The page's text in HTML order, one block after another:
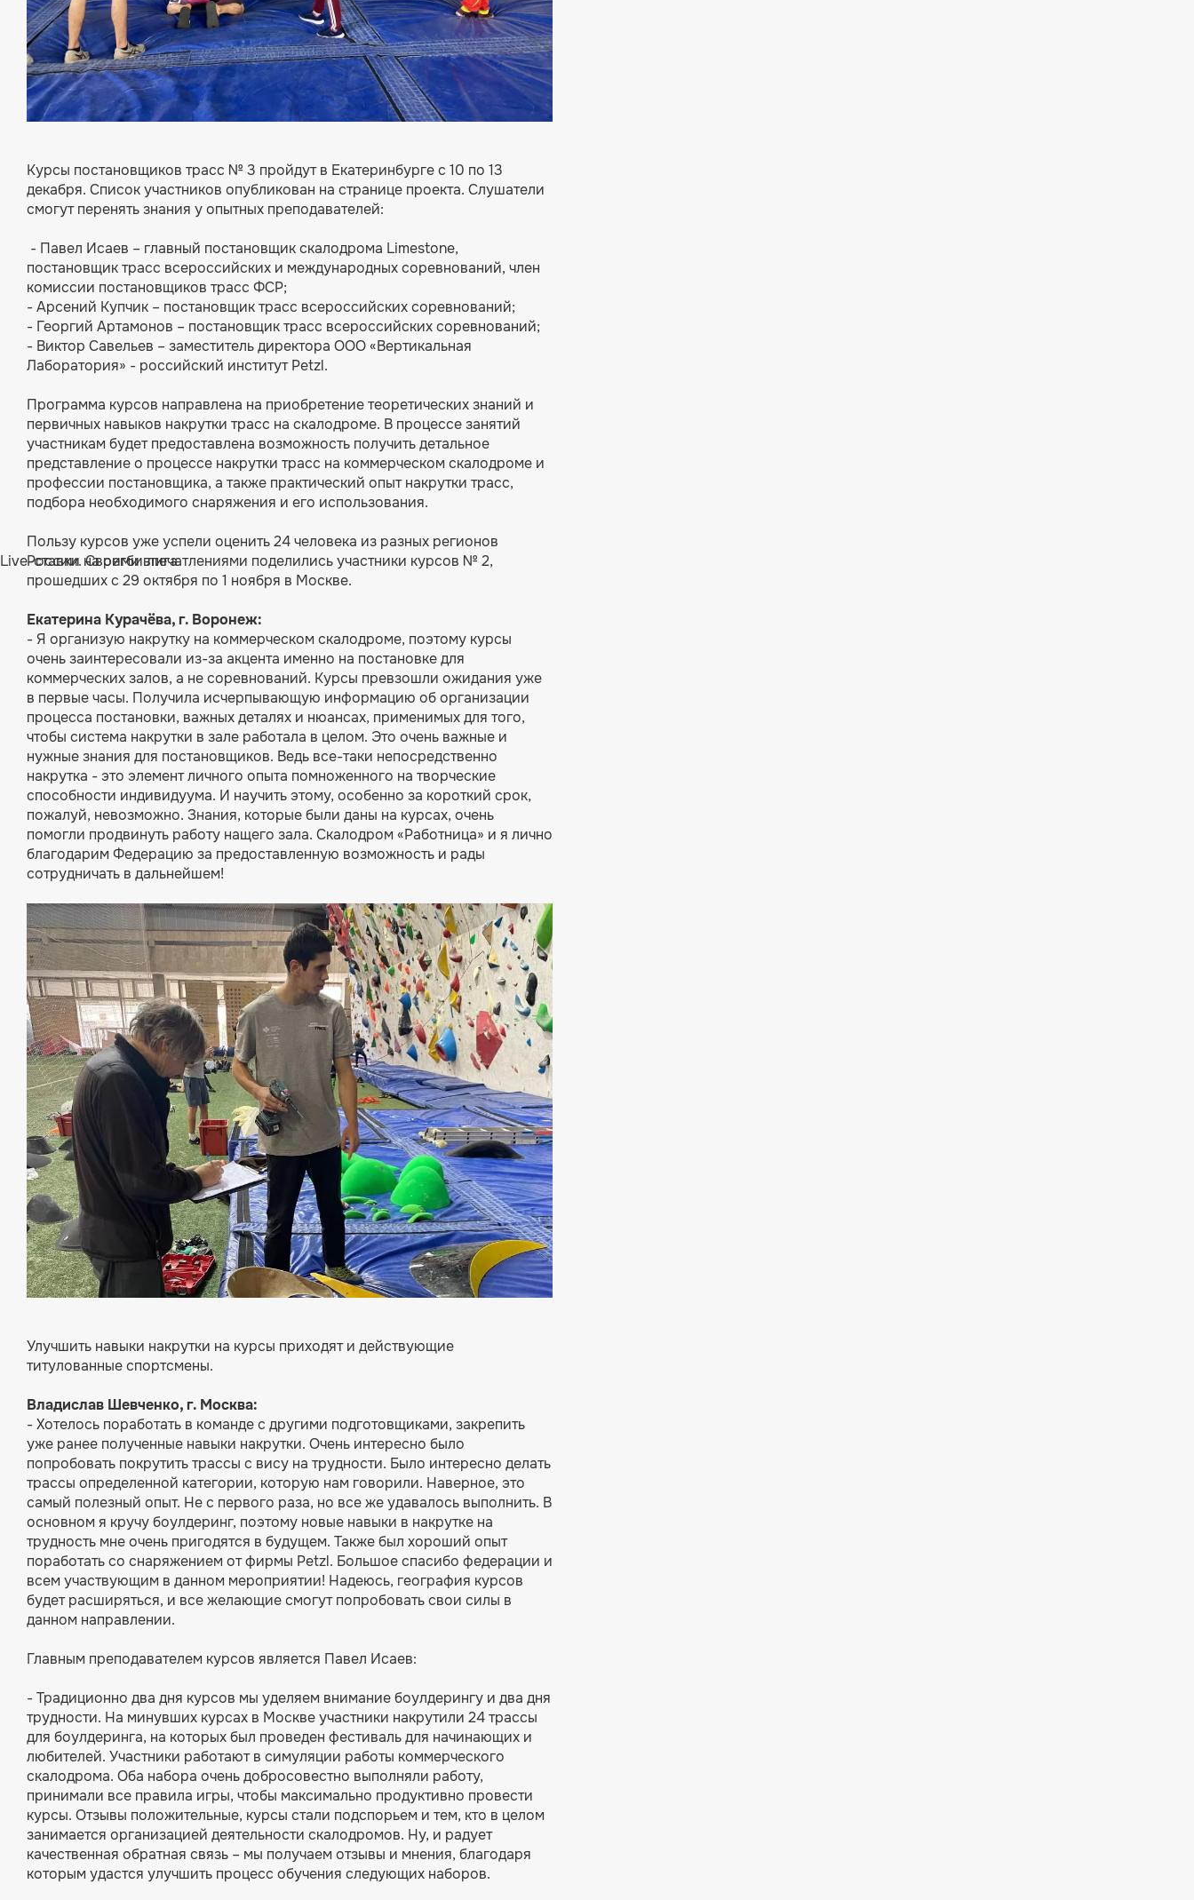
Live-ставки на регби лига
Курсы постановщиков трасс № 3 пройдут в Екатеринбурге с 10 по 13
декабря. Список участников опубликован на странице проекта. Слушатели
смогут перенять знания у опытных преподавателей:
- Павел Исаев – главный постановщик скалодрома Limestone,
постановщик трасс всероссийских и международных соревнований, член
комиссии постановщиков трасс ФСР;
- Арсений Купчик – постановщик трасс всероссийских соревнований;
- Георгий Артамонов – постановщик трасс всероссийских соревнований;
- Виктор Савельев – заместитель директора ООО «Вертикальная
Лаборатория» - российский институт Petzl.
Программа курсов направлена на приобретение теоретических знаний и
первичных навыков накрутки трасс на скалодроме. В процессе занятий
участникам будет предоставлена возможность получить детальное
представление о процессе накрутки трасс на коммерческом скалодроме и
профессии постановщика, а также практический опыт накрутки трасс,
подбора необходимого снаряжения и его использования.
Пользу курсов уже успели оценить 24 человека из разных регионов
России. Своими впечатлениями поделились участники курсов № 2,
прошедших с 29 октября по 1 ноября в Москве.
Екатерина Курачёва, г. Воронеж:
- Я организую накрутку на коммерческом скалодроме, поэтому курсы
очень заинтересовали из-за акцента именно на постановке для
коммерческих залов, а не соревнований. Курсы превзошли ожидания уже
в первые часы. Получила исчерпывающую информацию об организации
процесса постановки, важных деталях и нюансах, применимых для того,
чтобы система накрутки в зале работала в целом. Это очень важные и
нужные знания для постановщиков. Ведь все-таки непосредственно
накрутка - это элемент личного опыта помноженного на творческие
способности индивидуума. И научить этому, особенно за короткий срок,
пожалуй, невозможно. Знания, которые были даны на курсах, очень
помогли продвинуть работу нащего зала. Скалодром «Работница» и я лично
благодарим Федерацию за предоставленную возможность и рады
сотрудничать в дальнейшем!
Улучшить навыки накрутки на курсы приходят и действующие
титулованные спортсмены.
Владислав Шевченко, г. Москва:
- Хотелось поработать в команде с другими подготовщиками, закрепить
уже ранее полученные навыки накрутки. Очень интересно было
попробовать покрутить трассы с вису на трудности. Было интересно делать
трассы определенной категории, которую нам говорили. Наверное, это
самый полезный опыт. Не с первого раза, но все же удавалось выполнить. В
основном я кручу боулдеринг, поэтому новые навыки в накрутке на
трудность мне очень пригодятся в будущем. Также был хороший опыт
поработать со снаряжением от фирмы Petzl. Большое спасибо федерации и
всем участвующим в данном мероприятии! Надеюсь, география курсов
будет расширяться, и все желающие смогут попробовать свои силы в
данном направлении.
Главным преподавателем курсов является Павел Исаев:
- Традиционно два дня курсов мы уделяем внимание боулдерингу и два дня
трудности. На минувших курсах в Москве участники накрутили 24 трассы
для боулдеринга, на которых был проведен фестиваль для начинающих и
любителей. Участники работают в симуляции работы коммерческого
скалодрома. Оба набора очень добросовестно выполняли работу,
принимали все правила игры, чтобы максимально продуктивно провести
курсы. Отзывы положительные, курсы стали подспорьем и тем, кто в целом
занимается организацией деятельности скалодромов. Ну, и радует
качественная обратная связь – мы получаем отзывы и мнения, благодаря
которым удастся улучшить процесс обучения следующих наборов.